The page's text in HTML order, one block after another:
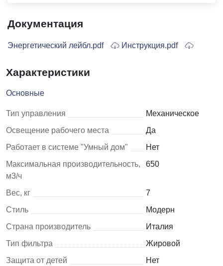
Документация
Энергетический лейбл.pdf Инструкция.pdf
Характеристики
Основные
Тип управления
Механическое
Освещение рабочего места
Да
Работает в системе "Умный дом"
Нет
Максимальная производительность,
м3/ч
650
Вес, кг
7
Стиль
Модерн
Страна производитель
Италия
Тип фильтра
Жировой
Защита от детей
Нет